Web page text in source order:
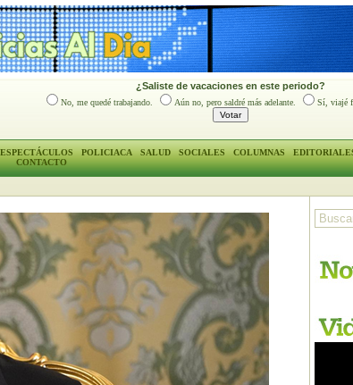
¿Saliste de vacaciones en este periodo?
No, me quedé trabajando. Aún no, pero saldré más adelante. Sí, viajé
ESPECTÁCULOS POLICIACA SALUD SOCIALES COLUMNAS
CONTACTO